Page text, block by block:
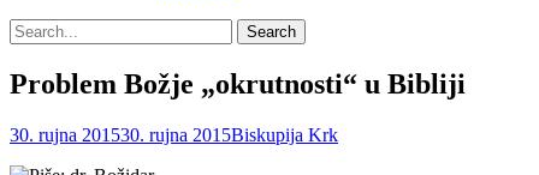
Search
Search
for:
Problem Božje „okrutnosti“ u Bibliji
Posted
30. rujna 201530. rujna 2015Author
Biskupija Krk